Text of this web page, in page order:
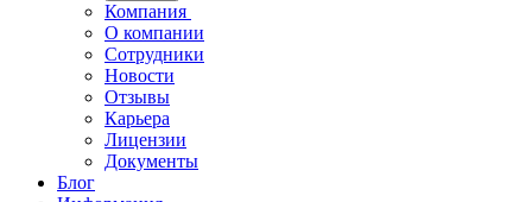
Компания
О компании
Сотрудники
Новости
Отзывы
Карьера
Лицензии
Документы
Блог